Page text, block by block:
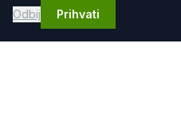
Odbij
Prihvati